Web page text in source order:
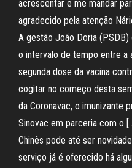
acrescentar e me mandar
agradecido pela atenção
A gestão João Doria
o intervalo de tempo entre a
segunda dose da vacina
cogitar no começo desta
da Coronavac, o imunizante
Sinovac em parceria com o
Chinês pode até ser
serviço já é oferecido há